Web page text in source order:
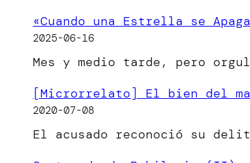
«Cuando una Estrella se
2025-06-16
Mes y medio tarde, pero
[Microrrelato] El bien del
2020-07-08
El acusado reconoció su